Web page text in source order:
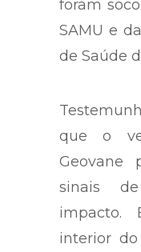
foram
SAMU e
de Saúde
que o
Geovane
sinais
impacto.
interior